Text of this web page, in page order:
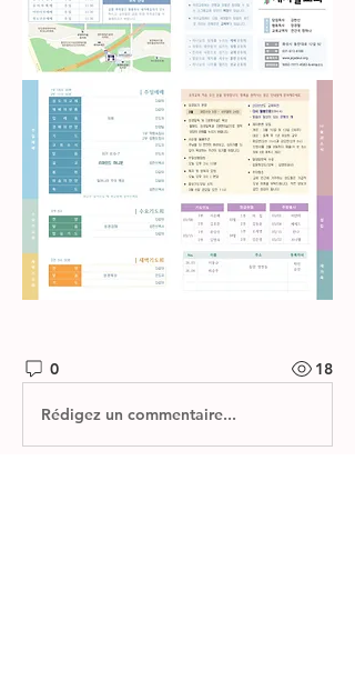
0 18
Rédigez un commentaire...